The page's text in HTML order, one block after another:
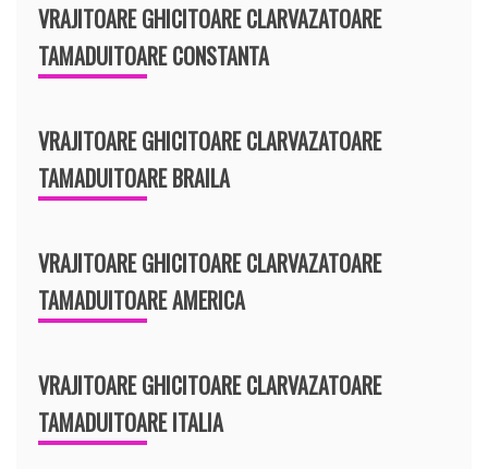
VRAJITOARE GHICITOARE CLARVAZATOARE
TAMADUITOARE CONSTANTA
VRAJITOARE GHICITOARE CLARVAZATOARE
TAMADUITOARE BRAILA
VRAJITOARE GHICITOARE CLARVAZATOARE
TAMADUITOARE AMERICA
VRAJITOARE GHICITOARE CLARVAZATOARE
TAMADUITOARE ITALIA